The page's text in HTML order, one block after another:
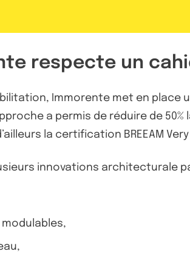
respecte un
Immorente met en place
a permis de réduire de
la certification BREEAM
innovations architecturale